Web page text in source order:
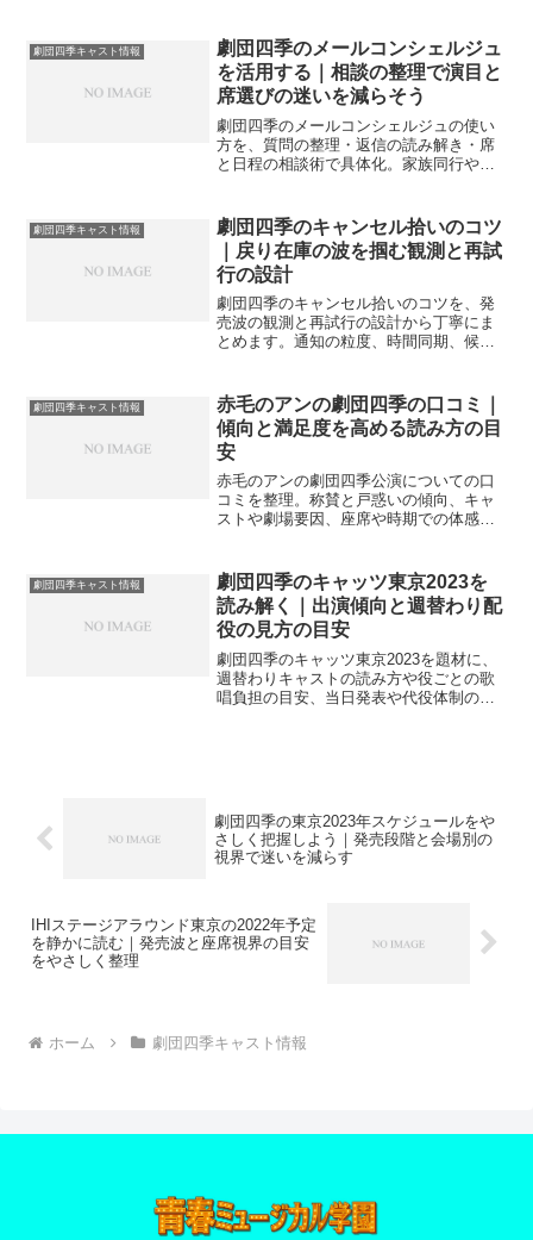
ます。
劇団四季キャスト情報
劇団四季のメールコンシェルジュ
を活用する｜相談の整理で演目と
席選びの迷いを減らそう
劇団四季のメールコンシェルジュの使い
方を、質問の整理・返信の読み解き・席
と日程の相談術で具体化。家族同行や遠
劇団四季キャスト情報
劇団四季のキャンセル拾いのコツ
｜戻り在庫の波を掴む観測と再試
行の設計
劇団四季のキャンセル拾いのコツを、発
売波の観測と再試行の設計から丁寧にま
とめます。通知の粒度、時間同期、候補
劇団四季キャスト情報
赤毛のアンの劇団四季の口コミ｜
傾向と満足度を高める読み方の目
安
赤毛のアンの劇団四季公演についての口
コミを整理。称賛と戸惑いの傾向、キャ
ストや劇場要因、座席や時期での体感
す。
劇団四季キャスト情報
劇団四季のキャッツ東京2023を
読み解く｜出演傾向と週替わり配
役の見方の目安
劇団四季のキャッツ東京2023を題材に、
週替わりキャストの読み方や役ごとの歌
唱負担の目安、当日発表や代役体制の理
劇団四季の東京2023年スケジュールをや
さしく把握しよう｜発売段階と会場別の
視界で迷いを減らす
IHIステージアラウンド東京の2022年予定
を静かに読む｜発売波と座席視界の目安
をやさしく整理
ホーム 劇団四季キャスト情報